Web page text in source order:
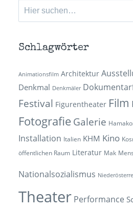
Suchen
nach:
Schlagwörter
Animationsfilm Architektur
Denkmal Denkmäler
Festival Figurentheater Film
Fotografie Galerie
Installation Italien KHM Kino
öffentlichen Raum Literatur Mak
Nationalsozialismus
Theater Performance